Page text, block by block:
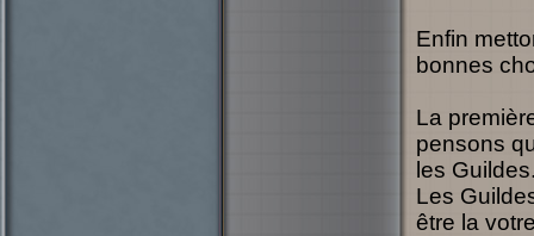
Enfin
bonnes
La
pensons
les
Les
être la